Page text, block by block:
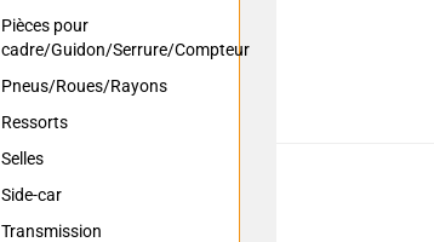
Pièces pour
cadre/Guidon/Serrure/Compteur
Pneus/Roues/Rayons
Ressorts
Selles
Side-car
Transmission